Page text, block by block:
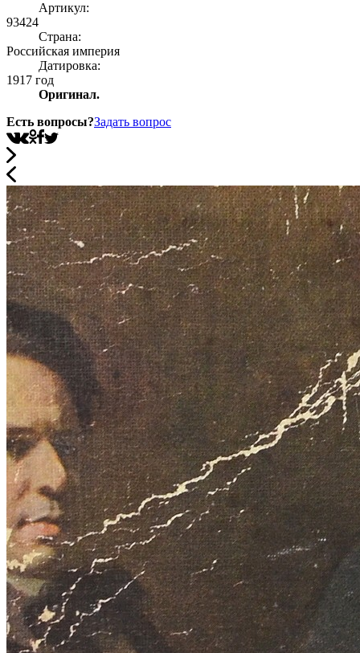
Артикул:
93424
Страна:
Росcийская империя
Датировка:
1917 год
Оригинал.
Есть вопросы?Задать вопрос